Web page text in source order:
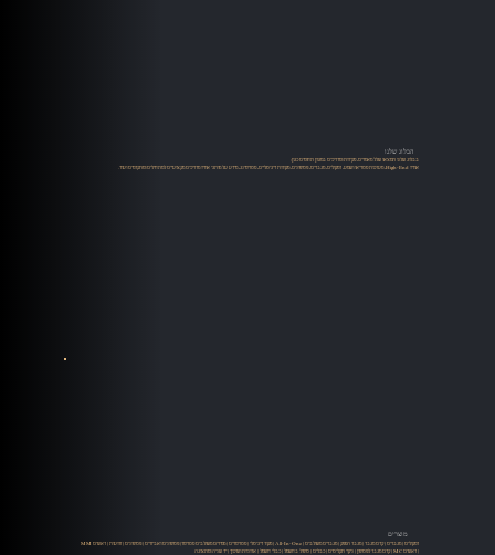
הבלוג שלנו
בבלוג שלנו תמצאו שלל מאמרים, סקירות ומדריכים במגוון תחומים כגון:
אודיו High-End, מערכות סטריאו ושמע, רמקולים, מגברים, פטיפונים, מקורות דיגיטליים, סטרימינג, מידע על מותגי אודיו מדריכים מקצועיים למתחילים ומתקדמים ועוד.
מוצרים
רמקולים|מגברים|קדם מגבר|מגבר הספק|מגברים משולבים|
All-In-One
|מקור דיגיטלי|סטרימרים|ממירים משולבים סטרימר|פטיפונים ואביזרים|פטיפונים|זרועות|ראשים MM
| ראשים MC |
קדם מגבר לפטיפון|ניקוי תקליטים|כבלים|טיפול בחשמל|כבלי חשמל|ארוניות ושיכוך|יד שניה ומתצוגה